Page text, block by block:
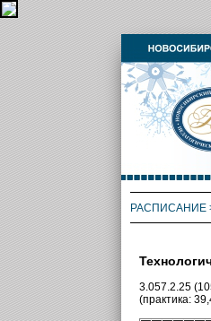
РАСПИСАНИЕ
3.057.2.25
(практика: